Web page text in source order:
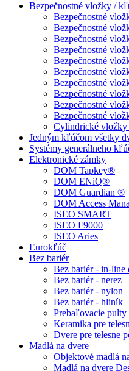
Bezpečnostné vložky /
Bezpečnostné
Bezpečnostné
Bezpečnostné
Bezpečnostné
Bezpečnostné
Bezpečnostné
Bezpečnostné
Bezpečnostné
Bezpečnostné
Bezpečnostné
Cylindrické vložky
Jedným kľúčom všetky
Systémy generálneho
Elektronické zámky
DOM Tapkey®
DOM ENiQ®
DOM Guardian ®
DOM Access
ISEO SMART
ISEO F9000
ISEO Aries
Eurokľúč
Bez bariér
Bez bariér - in-line
Bez bariér - nerez
Bez bariér - nylon
Bez bariér - hliník
Prebaľovacie pulty
Keramika pre
Dvere pre telesne
Madlá na dvere
Objektové madlá
Madlá na dvere